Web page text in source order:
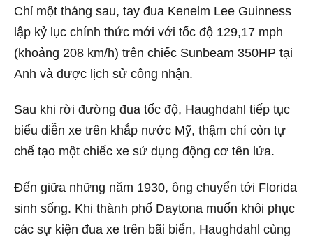
Chỉ một tháng sau, tay đua Kenelm Lee Guinness
lập kỷ lục chính thức mới với tốc độ 129,17 mph
(khoảng 208 km/h) trên chiếc Sunbeam 350HP tại
Anh và được lịch sử công nhận.
Sau khi rời đường đua tốc độ, Haughdahl tiếp tục
biểu diễn xe trên khắp nước Mỹ, thậm chí còn tự
chế tạo một chiếc xe sử dụng động cơ tên lửa.
Đến giữa những năm 1930, ông chuyển tới Florida
sinh sống. Khi thành phố Daytona muốn khôi phục
các sự kiện đua xe trên bãi biển, Haughdahl cùng